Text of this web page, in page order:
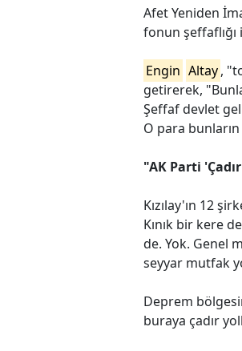
Afet Yeniden
fonun
Engin Altay,
getirerek,
Şeffaf devlet
O para
"AK Parti
Kızılay'ın 12
Kınık bir kere
de. Yok. Genel
seyyar mutfak
Deprem
buraya çadır